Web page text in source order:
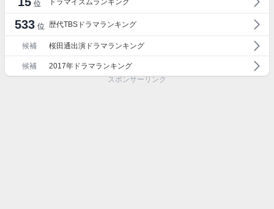
位 ドラマイズムランキング
533 位 歴代TBSドラマランキング
候補 桜田通出演ドラマランキング
候補
2017年ドラマランキング
スポンサーリンク